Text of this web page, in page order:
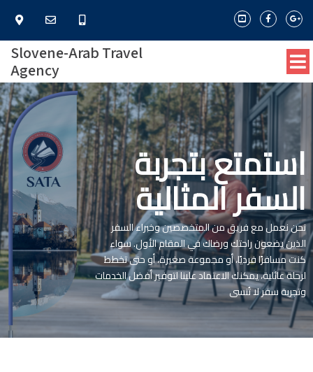
Slovene-Arab Travel
Agency
استمتع بتجربة
السفر المثالية
نحن نعمل مع فريق من المتخصصين وخبراء السفر
الذين يضعون راحتك ورضاك في المقام الأول. سواء
كنت مسافرًا فرديًا، أو مجموعة صغيرة، أو حتى تخطط
لرحلة عائلية، يمكنك الاعتماد علينا لتوفير أفضل الخدمات
وتجربة سفر لا تُنسى